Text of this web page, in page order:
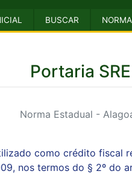
BUSCAR
Portaria
Norma Estadual -
como crédito
nos termos do § 2º do